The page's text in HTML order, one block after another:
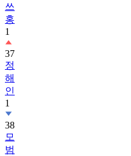
쓰
홍
1
37
정
해
인
1
38
모
범